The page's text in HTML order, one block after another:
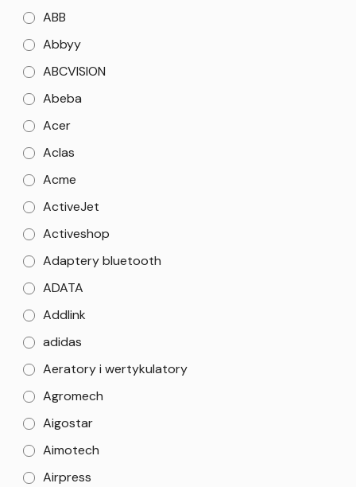
ABB
Abbyy
ABCVISION
Abeba
Acer
Aclas
Acme
ActiveJet
Activeshop
Adaptery bluetooth
ADATA
Addlink
adidas
Aeratory i wertykulatory
Agromech
Aigostar
Aimotech
Airpress